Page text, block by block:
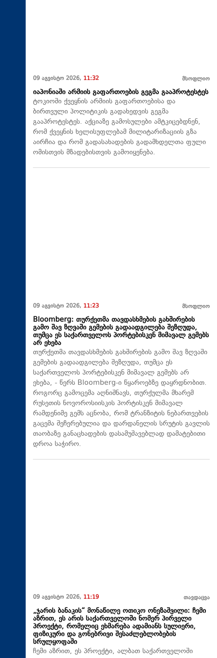
09 აგვისტო 2026, 11:32 მსოფლიო
იაპონიაში არმიის გაფართოების გეგმა გააპროტესტეს
ტოკიოში ქვეყნის არმიის გაფართოებისა და
ბირთვული პოლიტიკის გადახედვის გეგმა
გააპროტესტეს. აქციაზე გამოსულები ამტკიცებდნენ,
რომ ქვეყნის ხელისუფლებამ მილიტარიზაციის გზა
აირჩია და რომ გადასახადების გადამხდელთა ფული
ომისთვის მზადებისთვის გამოიყენება.
09 აგვისტო 2026, 11:23 მსოფლიო
Bloomberg: თურქეთმა თავდასხმების გახშირების
გამო შავ ზღვაში გემების გადაადგილება შეზღუდა,
თუმცა ეს საქართველოს პორტებისკენ მიმავალ გემებს
არ ეხება
თურქეთმა თავდასხმების გახშირების გამო შავ ზღვაში
გემების გადაადგილება შეზღუდა, თუმცა ეს
საქართველოს პორტებისკენ მიმავალ გემებს არ
ეხება, - წერს Bloomberg-ი წყაროებზე დაყრდნობით.
როგორც გამოცემა აღნიშნავს, თურქულმა მხარემ
რუსეთის ნოვოროსიისკის პორტისკენ მიმავალ
რამდენიმე გემს აცნობა, რომ ტრანზიტის ნებართვების
გაცემა შეჩერებულია და დარდანელის სრუტის გავლის
თაობაზე განაცხადების დასამუშავებლად დამატებითი
დროა საჭირო.
09 აგვისტო 2026, 11:19 თავდაცვა
„ჯარის ბანაკის“ მონაწილე ოთიკო ონეზაშვილი: ჩემი
აზრით, ეს არის საქართველოში ნომერ პირველი
პროექტი, რომელიც ეხმარება ადამიანს სულიერი,
ფიზიკური და გონებრივი შესაძლებლობების
სრულყოფაში
ჩემი აზრით, ეს პროექტი, ალბათ საქართველოში